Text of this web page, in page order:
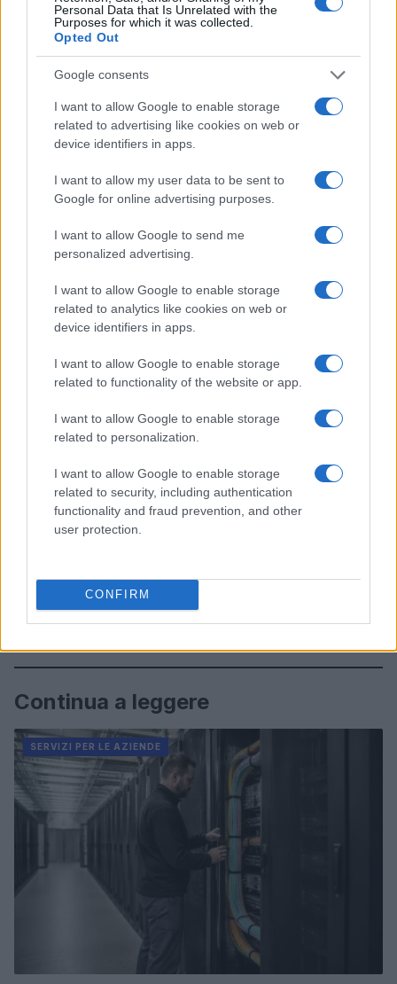
Personal Data that Is Unrelated with the
Purposes for which it was collected.
Opted Out
Google consents
I want to allow Google to enable storage
related to advertising like cookies on web or
device identifiers in apps.
I want to allow my user data to be sent to
Google for online advertising purposes.
I want to allow Google to send me
personalized advertising.
I want to allow Google to enable storage
related to analytics like cookies on web or
device identifiers in apps.
I want to allow Google to enable storage
related to functionality of the website or app.
I want to allow Google to enable storage
related to personalization.
I want to allow Google to enable storage
related to security, including authentication
functionality and fraud prevention, and other
user protection.
CONFIRM
opportunità nazionali e internazionali.
Emanuele Tassinari
Emanuele Tassinari, restauratore torinese,
trasformò il recupero di un portone
settecentesco in un caso-studio pubblicato: in
redazione guida le rubriche sul restauro e le
tecniche tradizionali. Tiene un diario tecnico
con annotazioni sulle finiture storiche che usa
come riferimento in ogni servizio.
Continua a leggere
SERVIZI PER LE AZIENDE